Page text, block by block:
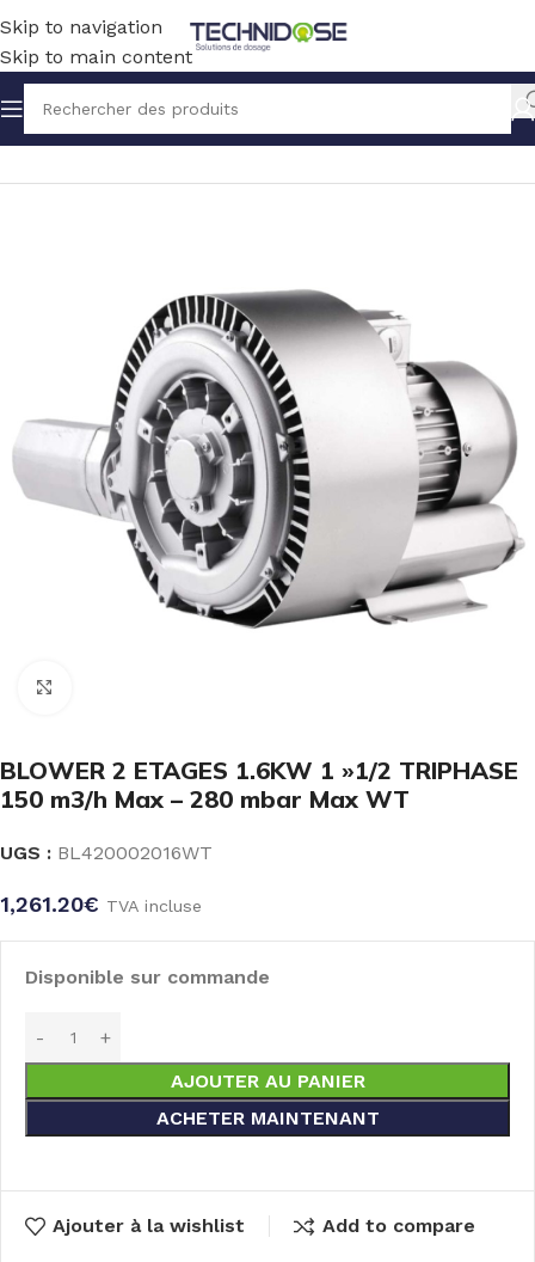
Skip to navigation
Skip to main content
Accueil BLOWERS POMPE A VIDE SOUFFLANTE
BLOWER 2 ETAGES 1.6KW 1 »1/2 TRIPHASE
150 m3/h Max – 280 mbar Max WT
UGS : BL420002016WT
1,261.20€ TVA incluse
Disponible sur commande
AJOUTER AU PANIER
ACHETER MAINTENANT
Ajouter à la wishlist Add to compare